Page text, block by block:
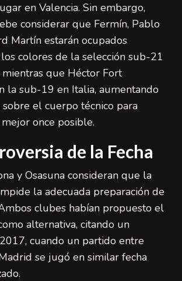
en Valencia. Sin embargo,
considerar que Fermín, Pablo
Martín estarán ocupados
colores de la selección sub-21
que Héctor Fort
la sub-19 en Italia, aumentando
el cuerpo técnico para
once posible.
de la Fecha
y Osasuna consideran que la
la adecuada preparación de
clubes habían propuesto el
alternativa, citando un
cuando un partido entre
se jugó en similar fecha